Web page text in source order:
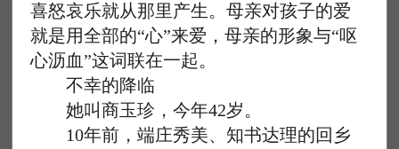
喜怒哀乐就从那里产生。母亲对孩子的爱
就是用全部的“心”来爱，母亲的形象与“呕
心沥血”这词联在一起。
不幸的降临
她叫商玉珍，今年42岁。
10年前，端庄秀美、知书达理的回乡